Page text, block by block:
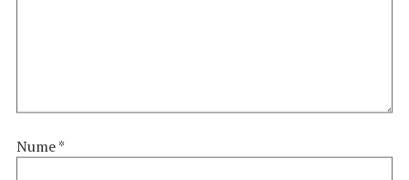
Nume*